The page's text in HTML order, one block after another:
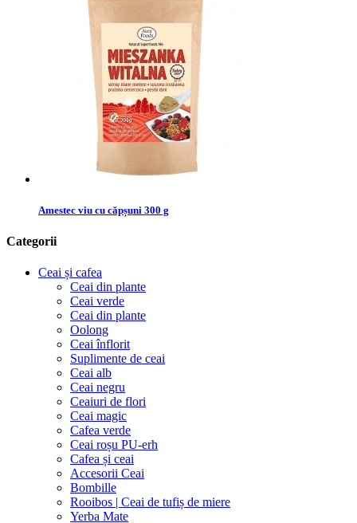
Amestec viu cu căpșuni 300 g
Categorii
Ceai și cafea
Ceai din plante
Ceai verde
Ceai din plante
Oolong
Ceai înflorit
Suplimente de ceai
Ceai alb
Ceai negru
Ceaiuri de flori
Ceai magic
Cafea verde
Ceai roșu PU-erh
Cafea și ceai
Accesorii Ceai
Bombille
Rooibos | Ceai de tufiș de miere
Yerba Mate